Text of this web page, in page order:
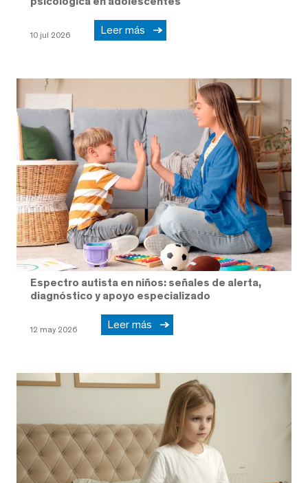
10 jul 2026 Leer más
Espectro autista en niños: señales de alerta,
diagnóstico y apoyo especializado
12 may 2026 Leer más